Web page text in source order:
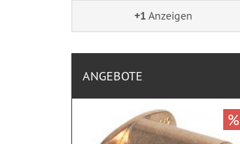
+1 Anzeigen
ANGEBOTE
%